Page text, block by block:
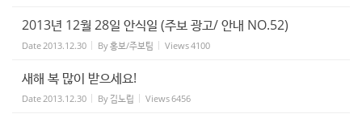
2013년 12월 28일 안식일 (주보 광고/ 안내 NO.52)
Date2013.12.30 By홍보/주보팀 Views4100
새해 복 많이 받으세요!
Date2013.12.30 By 김노립 Views6456